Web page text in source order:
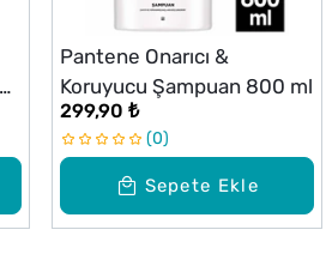
Sepete Ekle
Pantene Onarıcı &
Koruyucu Şampuan 800 ml
299,90 ₺
0